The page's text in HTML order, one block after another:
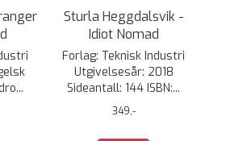
Sturla Heggdalsvik -
Idiot Nomad
Forlag: Teknisk Industri
Utgivelsesår: 2018
Sideantall: 144 ISBN:...
349,-